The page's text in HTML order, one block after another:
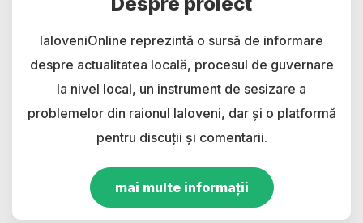
IaloveniOnline reprezintă o sursă de informare
despre actualitatea locală, procesul de guvernare
la nivel local, un instrument de sesizare a
problemelor din raionul Ialoveni, dar și o platformă
pentru discuții și comentarii.
mai multe informații